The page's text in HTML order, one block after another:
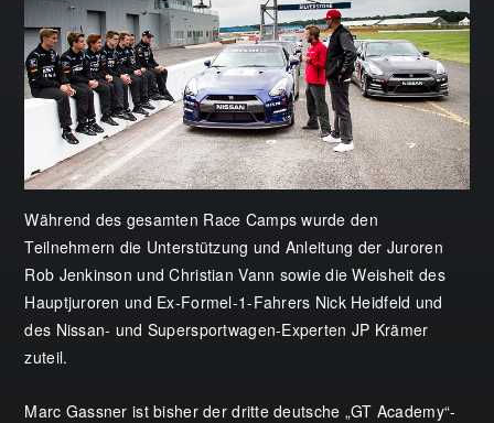
Während des gesamten Race Camps wurde den
Teilnehmern die Unterstützung und Anleitung der Juroren
Rob Jenkinson und Christian Vann sowie die Weisheit des
Hauptjuroren und Ex-Formel-1-Fahrers Nick Heidfeld und
des Nissan- und Supersportwagen-Experten JP Krämer
zuteil.
Marc Gassner ist bisher der dritte deutsche „GT Academy“-